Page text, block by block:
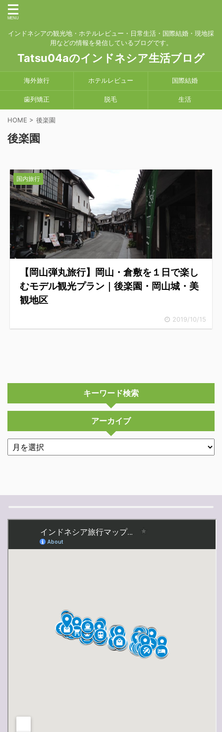
インドネシアの観光地・ホテルレビュー・日常生活・国際結婚・現地採
用などの情報を発信しているブログです。
Tatsu04aのインドネシア生活ブログ
海外旅行 ホテルレビュー 国際結婚
歯列矯正 脱毛 生活
HOME > 後楽園
後楽園
国内旅行
【岡山弾丸旅行】岡山・倉敷を１日で楽し
むモデル観光プラン｜後楽園・岡山城・美
観地区
2019/10/15
キーワード検索
アーカイブ